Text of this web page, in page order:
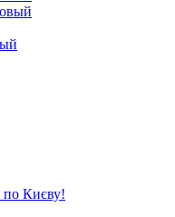
по Києву!